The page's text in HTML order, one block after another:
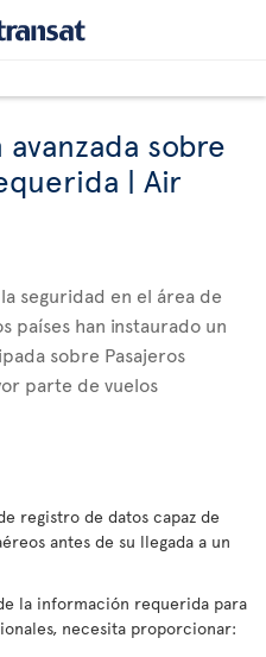
sobre
| Air
seguridad en el área de
países han instaurado un
sobre Pasajeros
parte de vuelos
registro de datos capaz de
antes de su llegada a un
la información requerida para
necesita proporcionar: